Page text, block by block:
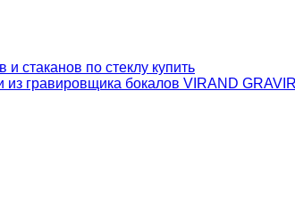
гравировщика бокалов VIRAND